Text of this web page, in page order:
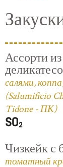
Ассорти
салями,
(Salumificio
Tidone - ПК)
Чизкейк с
томатный